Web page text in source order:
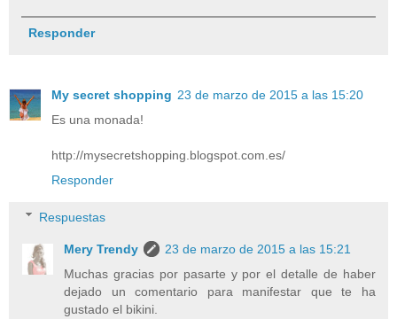
Responder
My secret shopping 23 de marzo de 2015 a las 15:20
Es una monada!
http://mysecretshopping.blogspot.com.es/
Responder
Respuestas
Mery Trendy
23 de marzo de 2015 a las 15:21
Muchas gracias por pasarte y por el detalle de haber
dejado un comentario para manifestar que te ha
gustado el bikini.